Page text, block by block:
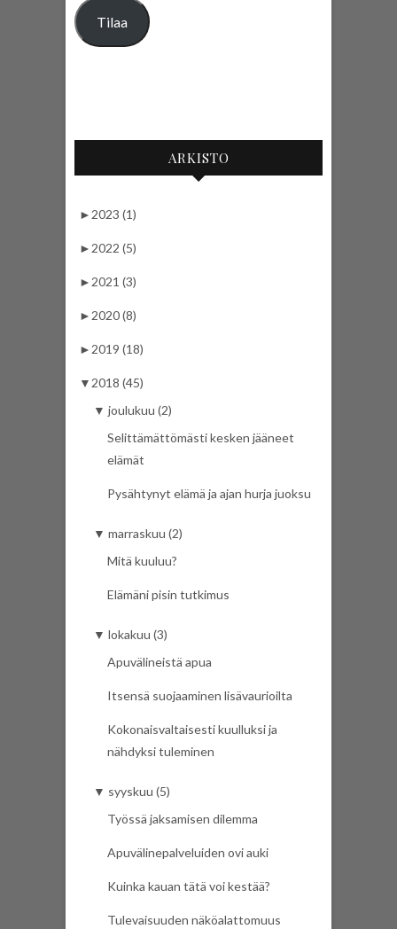
Tilaa
ARKISTO
► 2023 (1)
► 2022 (5)
► 2021 (3)
► 2020 (8)
► 2019 (18)
▼ 2018 (45)
▼ joulukuu (2)
Selittämättömästi kesken jääneet
elämät
Pysähtynyt elämä ja ajan hurja juoksu
▼ marraskuu (2)
Mitä kuuluu?
Elämäni pisin tutkimus
▼ lokakuu (3)
Apuvälineistä apua
Itsensä suojaaminen lisävaurioilta
Kokonaisvaltaisesti kuulluksi ja
nähdyksi tuleminen
▼ syyskuu (5)
Työssä jaksamisen dilemma
Apuvälinepalveluiden ovi auki
Kuinka kauan tätä voi kestää?
Tulevaisuuden näköalattomuus